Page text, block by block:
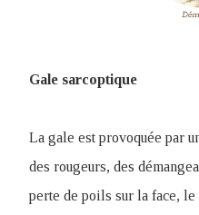
Gale sarcoptique
La gale est provoquée par
des rougeurs, des
perte de poils sur la face, le